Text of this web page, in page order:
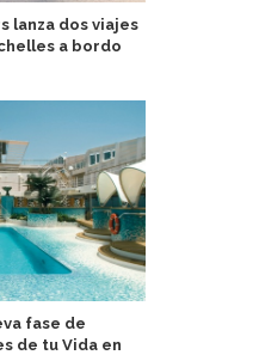
lanza dos viajes
a bordo
fase de
de tu Vida en